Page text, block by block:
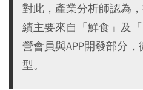
對此，產業分析師認為
績主要來自「鮮食」及
營會員與APP開發部分
型。